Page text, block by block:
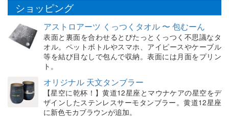
ショッピング
アストロアーツ くっつくタオル 〜 包むーん
表面と裏面を合わせるとぴたっとくっつく不思議なタ
オル。ペットボトルやスマホ、アイピースやケーブル
等を結び目なしで包んで収納。表面には月面をプリン
ト。
オリジナル 天文タンブラー
【星空に乾杯！】黄道12星座とマウナケアの星空をデ
ザインしたステンレスサーモタンブラー。黄道12星座
に新色モカブラウンが追加。